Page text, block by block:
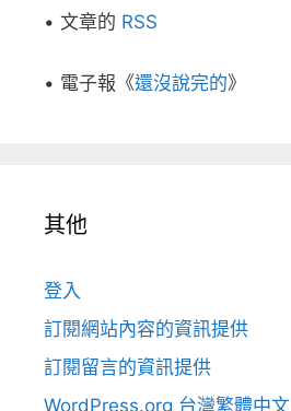
• 文章的 RSS
• 電子報《還沒說完的》
其他
登入
訂閱網站內容的資訊提供
訂閱留言的資訊提供
WordPress.org 台灣繁體中文